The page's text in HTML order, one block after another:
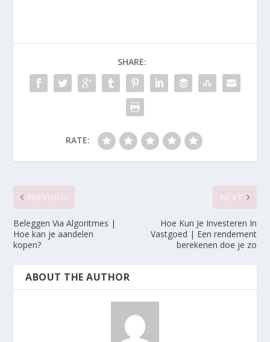
SHARE:
RATE:
Beleggen Via Algoritmes |
Hoe kan je aandelen
kopen?
Hoe Kun Je Investeren In
Vastgoed | Een rendement
berekenen doe je zo
ABOUT THE AUTHOR